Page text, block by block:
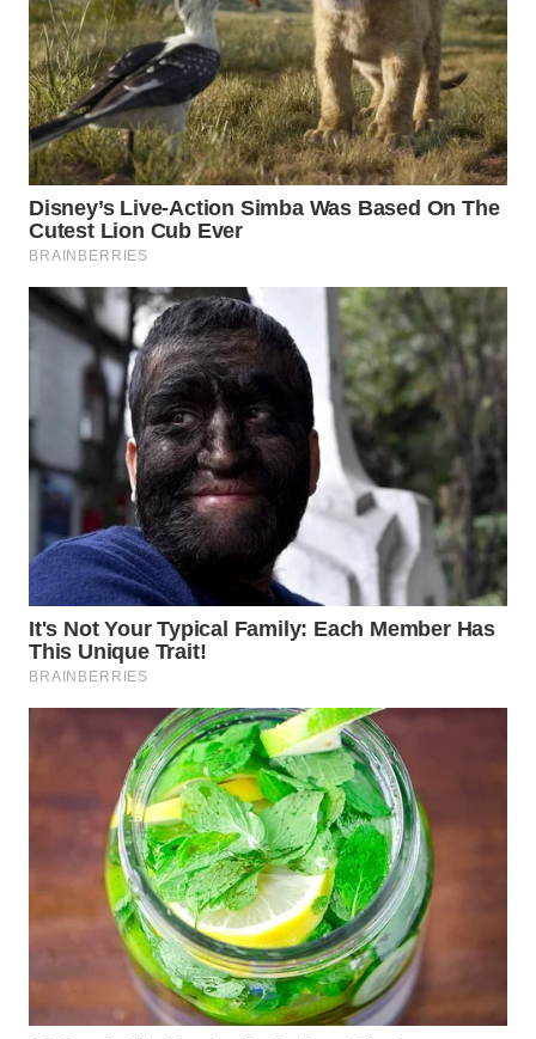
WN
SIMALUNGUN
WN
LABUHANBATU
WN
TAPANULI
TENGAH
WN DELI
SERDANG
TEBING
TINGGI
WN
PAKPAK
WN
KARAWANG
WN
BEKASI
BOGOR